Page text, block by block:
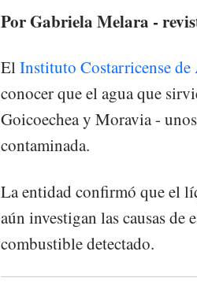
Por Gabriela Melara -
ElInstituto Costarricense
conocer que el agua que
Goicoechea y Moravia -
contaminada.
La entidad confirmó que el
aún investigan las causas de
combustible detectado.